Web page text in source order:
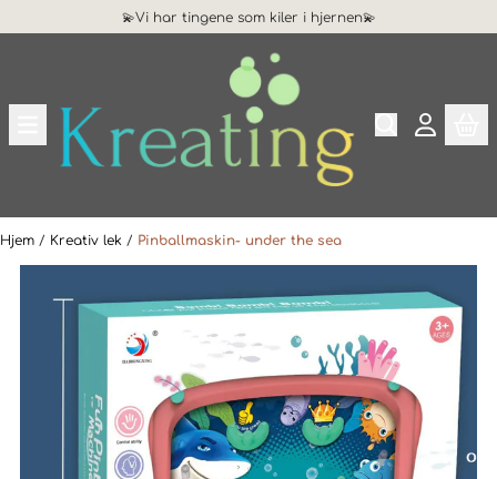
Hopp til innhold💫Vi har tingene som kiler i hjernen💫
Hjem / Kreativ lek / Pinballmaskin- under the sea